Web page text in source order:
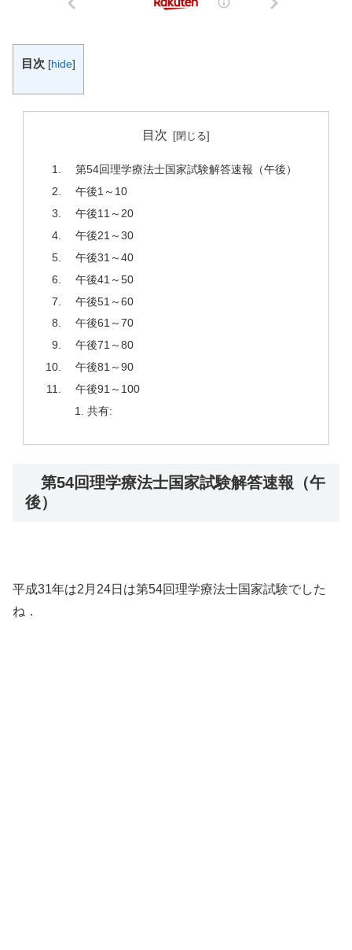
目次 [hide]
目次
第54回理学療法士国家試験解答速報（午後）
午後1～10
午後11～20
午後21～30
午後31～40
午後41～50
午後51～60
午後61～70
午後71～80
午後81～90
午後91～100
共有:
第54回理学療法士国家試験解答速報（午
後）
平成31年は2月24日は第54回理学療法士国家試験でした
ね．